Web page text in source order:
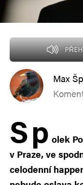
Max
Sp olek
v Praze, ve
celodenní